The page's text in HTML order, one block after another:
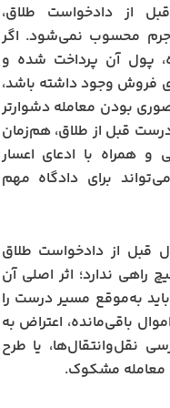
از دادخواست طلاق،
جرم محسوب نمی‌شود. اگر
پول آن پرداخت شده و
فروش وجود داشته باشد،
صوری بودن معامله دشوارتر
قبل از طلاق، هم‌زمان
و همراه با ادعای اعسار
برای دادگاه مهم
قبل از دادخواست طلاق
ندارد؛ اثر اصلی آن
به‌موقع مسیر درست را
باقی‌مانده، اعتراض به
نقل‌وانتقال‌ها، یا طرح
معامله مشکوک.